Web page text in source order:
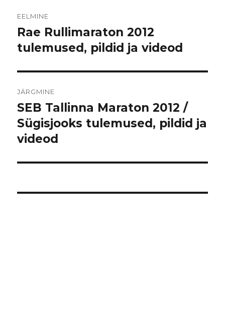
EELMINE
Eelmine
postitus:
Rae Rullimaraton 2012
tulemused, pildid ja videod
JÄRGMINE
Järgmine
postitus:
SEB Tallinna Maraton 2012 /
Sügisjooks tulemused, pildid ja
videod